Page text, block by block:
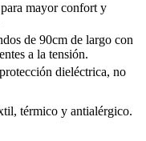
mayor confort y
de 90cm de largo con
a la tensión.
dieléctrica, no
térmico y antialérgico.